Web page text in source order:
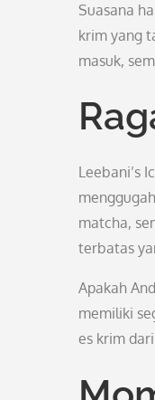
Suasana
krim yang
masuk,
Leebani’s
matcha,
terbatas
Apakah
memiliki
es krim